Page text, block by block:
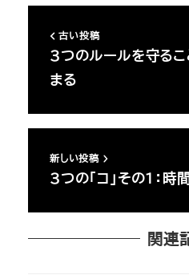
古い投稿
3つのルールを守るこ
まる
新しい投稿
3つの「コ」その1：時
関連